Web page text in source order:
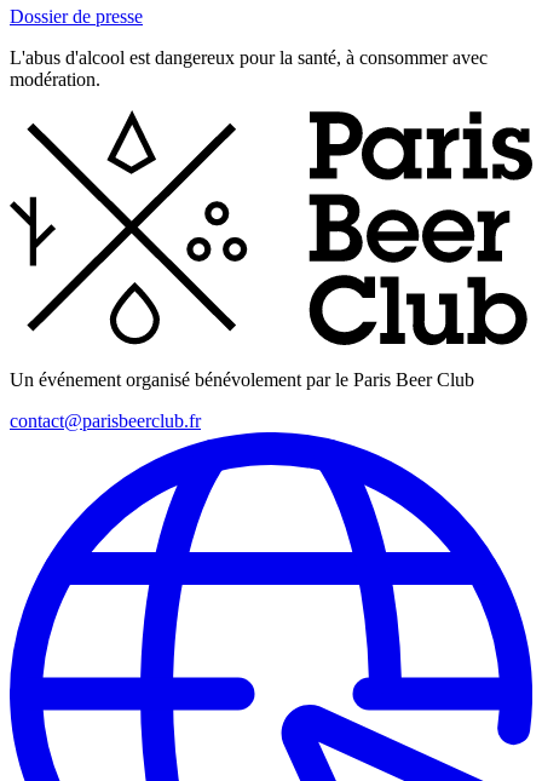
Dossier de presse
L'abus d'alcool est dangereux pour la santé, à consommer avec
modération.
Un événement organisé bénévolement par le Paris Beer Club
contact@parisbeerclub.fr